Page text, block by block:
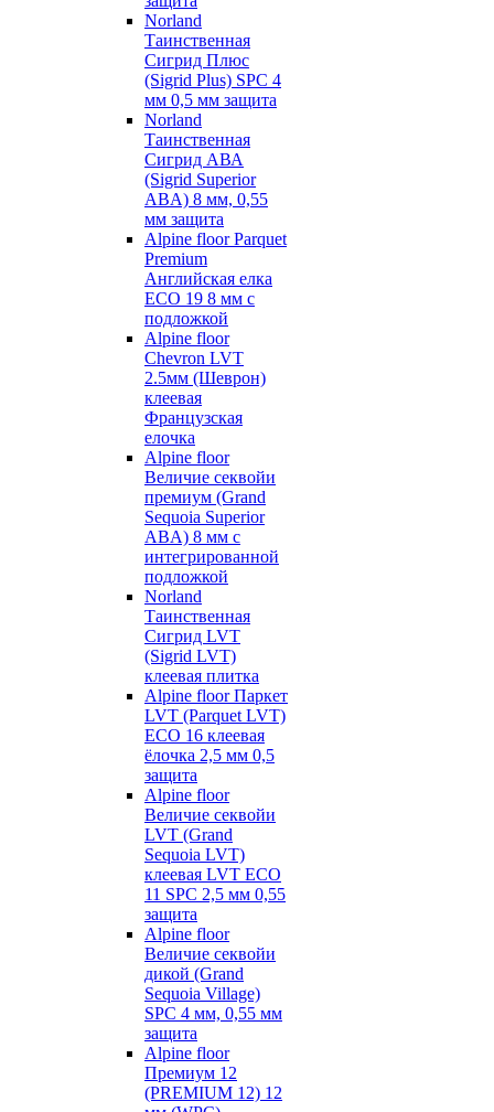
Norland
Таинственная
Сигрид Плюс
(Sigrid Plus) SPC 4
мм 0,5 мм защита
Norland
Таинственная
Сигрид АВА
(Sigrid Superior
ABA) 8 мм, 0,55
мм защита
Alpine floor Parquet
Premium
Английская елка
ECO 19 8 мм с
подложкой
Alpine floor
Chevron LVT
2.5мм (Шеврон)
клеевая
Французская
елочка
Alpine floor
Величие секвойи
премиум (Grand
Sequoia Superior
ABA) 8 мм с
интегрированной
подложкой
Norland
Таинственная
Сигрид LVT
(Sigrid LVT)
клеевая плитка
Alpine floor Паркет
LVT (Parquet LVT)
ECO 16 клеевая
ёлочка 2,5 мм 0,5
защита
Alpine floor
Величие секвойи
LVT (Grand
Sequoia LVT)
клеевая LVT ECO
11 SPC 2,5 мм 0,55
защита
Alpine floor
Величие секвойи
дикой (Grand
Sequoia Village)
SPC 4 мм, 0,55 мм
защита
Alpine floor
Премиум 12
(PREMIUM 12) 12